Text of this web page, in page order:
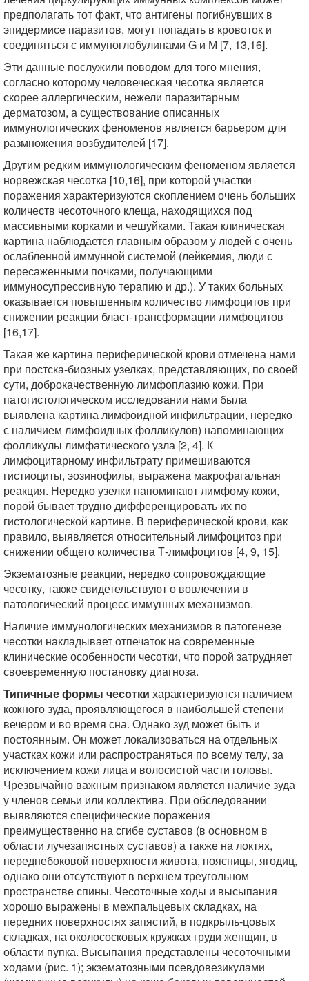
предполагать тот факт, что антигены погибнувших в
эпидермисе паразитов, могут попадать в кровоток и
соединяться с иммуноглобулинами G и М [7, 13,16].
Эти данные послужили поводом для того мнения,
согласно которому человеческая чесотка является
скорее аллергическим, нежели паразитарным
дерматозом, а существование описанных
иммунологических феноменов является барьером для
размножения возбудителей [17].
Другим редким иммунологическим феноменом является
норвежская чесотка [10,16], при которой участки
поражения характеризуются скоплением очень больших
количеств чесоточного клеща, находящихся под
массивными корками и чешуйками. Такая клиническая
картина наблюдается главным образом у людей с очень
ослабленной иммунной системой (лейкемия, люди с
пересаженными почками, получающими
иммуносупрессивную терапию и др.). У таких больных
оказывается повышенным количество лимфоцитов при
снижении реакции бласт-трансформации лимфоцитов
[16,17].
Такая же картина периферической крови отмечена нами
при постска-биозных узелках, представляющих, по своей
сути, доброкачественную лимфоплазию кожи. При
патогистологическом исследовании нами была
выявлена картина лимфоидной инфильтрации, нередко
с наличием лимфоидных фолликулов) напоминающих
фолликулы лимфатического узла [2, 4]. К
лимфоцитарному инфильтрату примешиваются
гистиоциты, эозинофилы, выражена макрофагальная
реакция. Нередко узелки напоминают лимфому кожи,
порой бывает трудно дифференцировать их по
гистологической картине. В периферической крови, как
правило, выявляется относительный лимфоцитоз при
снижении общего количества Т-лимфоцитов [4, 9, 15].
Экзематозные реакции, нередко сопровождающие
чесотку, также свидетельствуют о вовлечении в
патологический процесс иммунных механизмов.
Наличие иммунологических механизмов в патогенезе
чесотки накладывает отпечаток на современные
клинические особенности чесотки, что порой затрудняет
своевременную постановку диагноза.
Типичные формы чесотки характеризуются наличием
кожного зуда, проявляющегося в наибольшей степени
вечером и во время сна. Однако зуд может быть и
постоянным. Он может локализоваться на отдельных
участках кожи или распространяться по всему телу, за
исключением кожи лица и волосистой части головы.
Чрезвычайно важным признаком является наличие зуда
у членов семьи или коллектива. При обследовании
выявляются специфические поражения
преимущественно на сгибе суставов (в основном в
области лучезапястных суставов) а также на локтях,
переднебоковой поверхности живота, поясницы, ягодиц,
однако они отсутствуют в верхнем треугольном
пространстве спины. Чесоточные ходы и высыпания
хорошо выражены в межпальцевых складках, на
передних поверхностях запястий, в подкрыль-цовых
складках, на околососковых кружках груди женщин, в
области пупка. Высыпания представлены чесоточными
ходами (рис. 1); экзематозными псевдовезикулами